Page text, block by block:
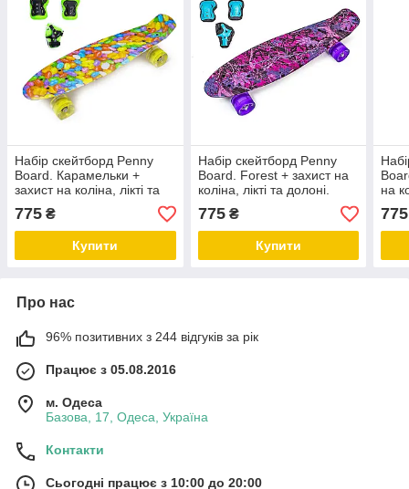
Набір скейтборд Penny
Board. Карамельки +
захист на коліна, лікті та
долоні. Колеса світяться
під час катання!
775 ₴
Купити
Набір скейтборд Penny
Board. Forest + захист на
коліна, лікті та долоні.
Колеса світяться під час
катання!
775₴
Купити
на
775
Про нас
96% позитивних з 244 відгуків за рік
Працює з 05.08.2016
м. Одеса
Базова, 17, Одеса, Україна
Контакти
Сьогодні працює з 10:00 до 20:00